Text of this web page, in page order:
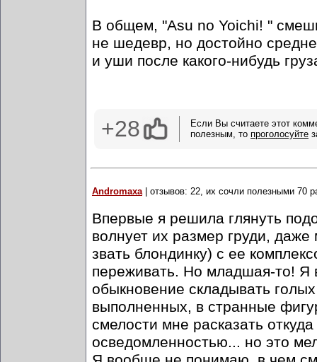
В общем, "Asu no Yoichi! "
не шедевр, но достойно
и уши после какого-нибудь
+28
Если Вы считаете этот
полезным, то проголосуйте
Andromaxa | отзывов: 22, их сочли полезными 70
Впервые я решила глянуть
волнует их размер груди,
звать блондинку) с ее
переживать. Но младшая-то! Я
обыкновение складывать
выполненных, в странные
смелости мне расказать
осведомленностью... но это